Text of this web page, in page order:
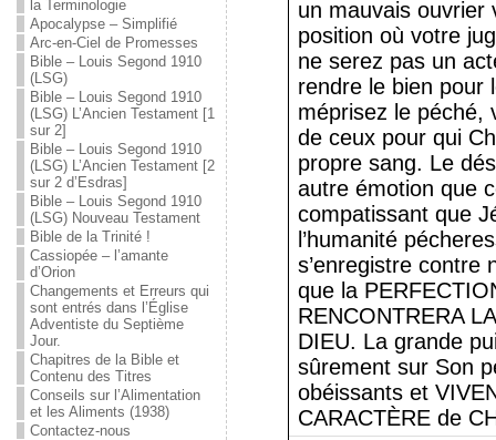
la Terminologie
Apocalypse – Simplifié
Arc-en-Ciel de Promesses
Bible – Louis Segond 1910
(LSG)
Bible – Louis Segond 1910
(LSG) L’Ancien Testament [1
sur 2]
Bible – Louis Segond 1910
(LSG) L’Ancien Testament [2
sur 2 d’Esdras]
Bible – Louis Segond 1910
(LSG) Nouveau Testament
Bible de la Trinité !
Cassiopée – l’amante
d’Orion
Changements et Erreurs qui
sont entrés dans l’Église
Adventiste du Septième
Jour.
Chapitres de la Bible et
Contenu des Titres
Conseils sur l’Alimentation
et les Aliments (1938)
Contactez-nous
un mauvais ouvrier
position où votre
ne serez pas un
rendre le bien pour
méprisez le péché,
de ceux pour qui
propre sang. Le
autre émotion que
compatissant que
l’humanité
s’enregistre contre
que la
RENCONTRERA
DIEU. La grande
sûrement sur Son
obéissants et
CARACTÈRE de